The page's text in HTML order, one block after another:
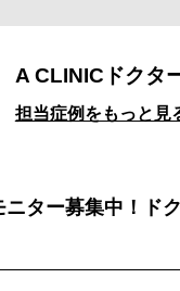
A CLINICドクタ
担当症例をもっと見
ター募集中！ド